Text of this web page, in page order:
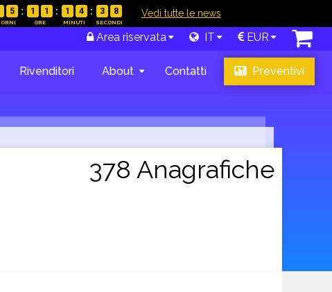
5 1 1 1 4 3 7 Vedi tutte le news
Area riservata IT EUR
Rivenditori About Contatti Preventivi
378 Anagrafiche